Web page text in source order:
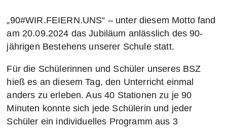
„90#WIR.FEIERN.UNS“ – unter diesem Motto fand
am 20.09.2024 das Jubiläum anlässlich des 90-
jährigen Bestehens unserer Schule statt.
Für die Schülerinnen und Schüler unseres BSZ
hieß es an diesem Tag, den Unterricht einmal
anders zu erleben. Aus 40 Stationen zu je 90
Minuten konnte sich jede Schülerin und jeder
Schüler ein individuelles Programm aus 3